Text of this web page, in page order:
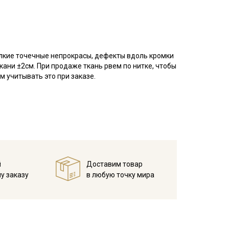
точечные непрокрасы, дефекты вдоль кромки
±2см. При продаже ткань рвем по нитке, чтобы
это при заказе.
ткани ровная, матовая, по фактуре с
скрапбукинга, используется в качестве
дальнейших стирок, не выше 40C.
заказу
Доставим товар
в любую точку мира